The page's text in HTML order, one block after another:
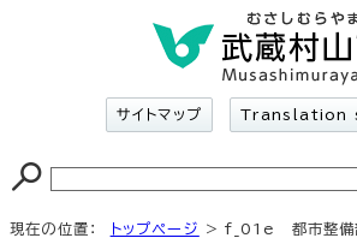
サイトマップ Translation
現在の位置： トップページ
> f_01e 都市整備